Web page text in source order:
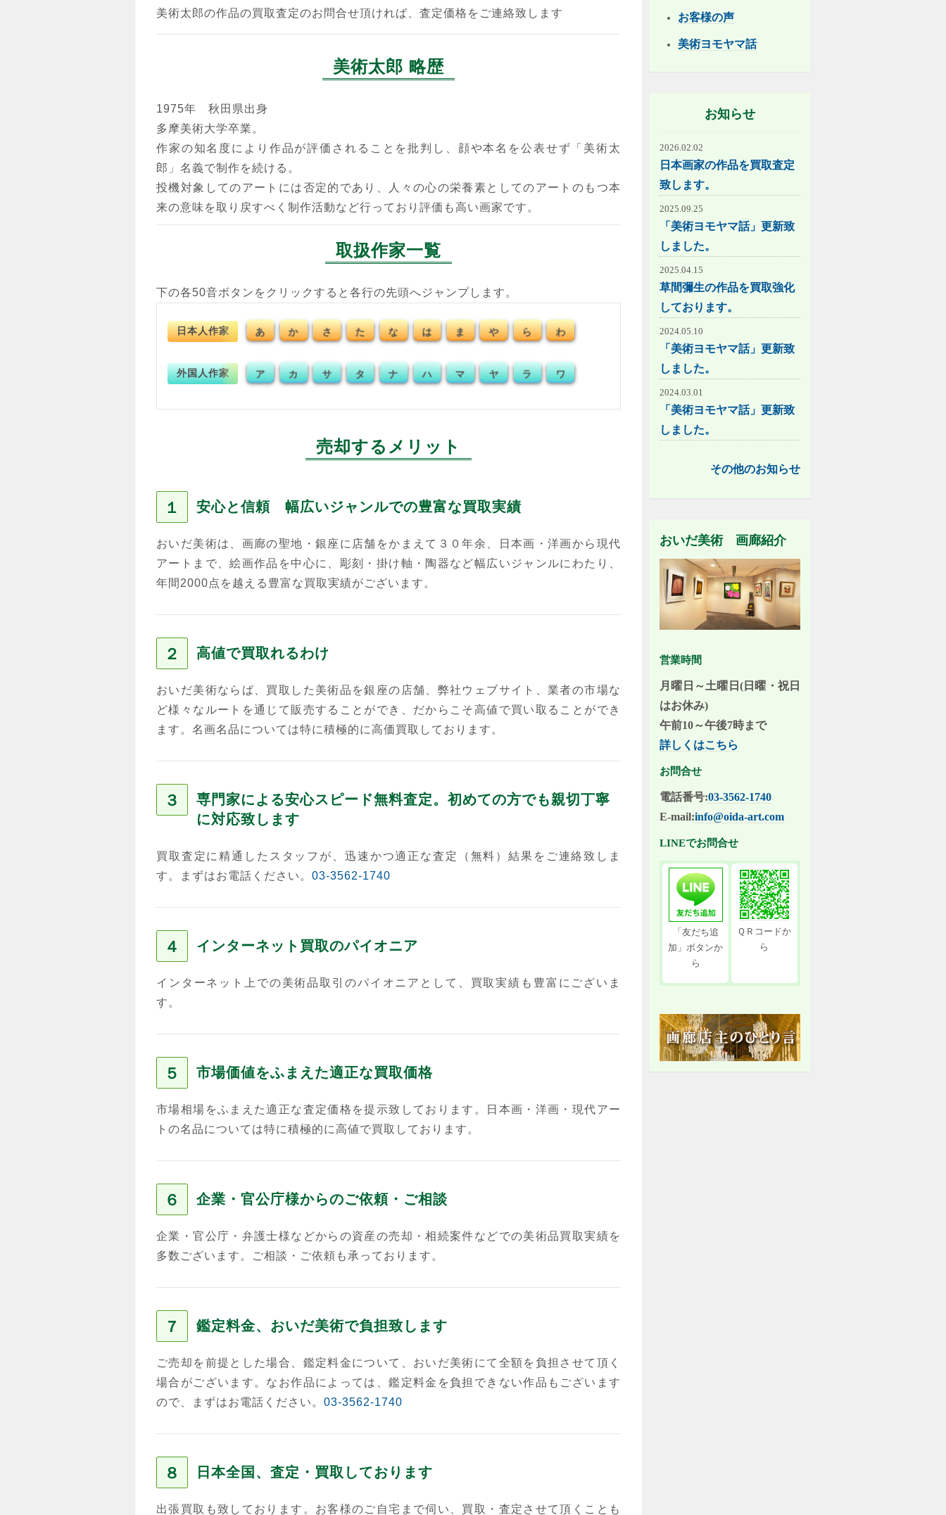
美術太郎の作品の買取査定のお問合せ頂ければ、査定価格をご連絡致します
美術太郎 略歴
1975年 秋田県出身
多摩美術大学卒業。
作家の知名度により作品が評価されることを批判し、顔や本名を公表せず「美術太
郎」名義で制作を続ける。
投機対象してのアートには否定的であり、人々の心の栄養素としてのアートのもつ本
来の意味を取り戻すべく制作活動など行っており評価も高い画家です。
取扱作家一覧
下の各50音ボタンをクリックすると各行の先頭へジャンプします。
日本人作家 あ か さ た な は ま や ら わ
外国人作家 ア カ サ タ ナ ハ マ ヤ ラ ワ
売却するメリット
１ 安心と信頼 幅広いジャンルでの豊富な買取実績
おいだ美術は、画廊の聖地・銀座に店舗をかまえて３０年余、日本画・洋画から現代
アートまで、絵画作品を中心に、彫刻・掛け軸・陶器など幅広いジャンルにわたり、
年間2000点を越える豊富な買取実績がございます。
２ 高値で買取れるわけ
おいだ美術ならば、買取した美術品を銀座の店舗、弊社ウェブサイト、業者の市場な
ど様々なルートを通じて販売することができ、だからこそ高値で買い取ることができ
ます。名画名品については特に積極的に高価買取しております。
３
専門家による安心スピード無料査定。初めての方でも親切丁寧
に対応致します
買取査定に精通したスタッフが、迅速かつ適正な査定（無料）結果をご連絡致しま
す。まずはお電話ください。 03-3562-1740
４ インターネット買取のパイオニア
インターネット上での美術品取引のパイオニアとして、買取実績も豊富にございま
す。
５ 市場価値をふまえた適正な買取価格
市場相場をふまえた適正な査定価格を提示致しております。日本画・洋画・現代アー
トの名品については特に積極的に高値で買取しております。
６ 企業・官公庁様からのご依頼・ご相談
企業・官公庁・弁護士様などからの資産の売却・相続案件などでの美術品買取実績を
多数ございます。ご相談・ご依頼も承っております。
７ 鑑定料金、おいだ美術で負担致します
ご売却を前提とした場合、鑑定料金について、おいだ美術にて全額を負担させて頂く
場合がございます。なお作品によっては、鑑定料金を負担できない作品もございます
ので、まずはお電話ください。 03-3562-1740
８ 日本全国、査定・買取しております
出張買取も致しております。お客様のご自宅まで伺い、買取・査定させて頂くことも
お客様の声
美術ヨモヤマ話
お知らせ
2026.02.02
日本画家の作品を買取査定
致します。
2025.09.25
「美術ヨモヤマ話」更新致
しました。
2025.04.15
草間彌生の作品を買取強化
しております。
2024.05.10
「美術ヨモヤマ話」更新致
しました。
2024.03.01
「美術ヨモヤマ話」更新致
しました。
その他のお知らせ
おいだ美術 画廊紹介
営業時間
月曜日～土曜日(日曜・祝日
はお休み)
午前10～午後7時まで
詳しくはこちら
お問合せ
電話番号:03-3562-1740
E-mail:info@oida-art.com
LINEでお問合せ
「友だち追
加」ボタンか
ら
ＱＲコードか
ら